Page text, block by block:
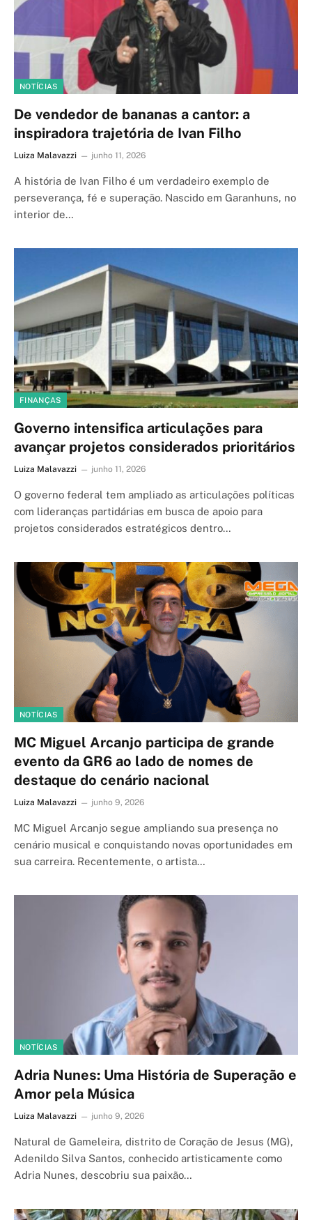
NOTÍCIAS
De vendedor de bananas a cantor: a
inspiradora trajetória de Ivan Filho
Luiza Malavazzi junho 11, 2026
A história de Ivan Filho é um verdadeiro exemplo de
perseverança, fé e superação. Nascido em Garanhuns, no
interior de…
FINANÇAS
Governo intensifica articulações para
avançar projetos considerados prioritários
Luiza Malavazzi junho 11, 2026
O governo federal tem ampliado as articulações políticas
com lideranças partidárias em busca de apoio para
projetos considerados estratégicos dentro…
NOTÍCIAS
MC Miguel Arcanjo participa de grande
evento da GR6 ao lado de nomes de
destaque do cenário nacional
Luiza Malavazzi junho 9, 2026
MC Miguel Arcanjo segue ampliando sua presença no
cenário musical e conquistando novas oportunidades em
sua carreira. Recentemente, o artista…
NOTÍCIAS
Adria Nunes: Uma História de Superação e
Amor pela Música
Luiza Malavazzi junho 9, 2026
Natural de Gameleira, distrito de Coração de Jesus (MG),
Adenildo Silva Santos, conhecido artisticamente como
Adria Nunes, descobriu sua paixão…